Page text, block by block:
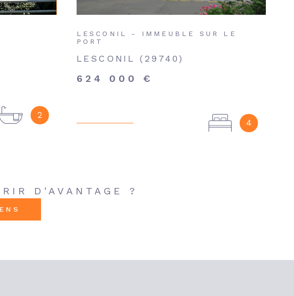
2
LESCONIL - IMMEUBLE SUR LE
PORT
LESCONIL (29740)
624 000 €
4
D'AVANTAGE ?